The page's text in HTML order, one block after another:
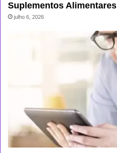
Suplementos Alimentares
julho 6, 2026